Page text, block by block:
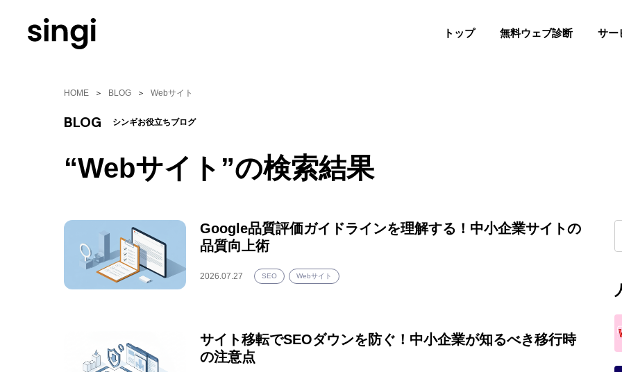
トップ 無料ウェブ診断 サー
HOME BLOG Webサイト
BLOG シンギお役立ちブログ
“Webサイト”の検索結果
Google品質評価ガイドラインを理解する！中小企業サイトの
品質向上術
2026.07.27 SEO Webサイト
サイト移転でSEOダウンを防ぐ！中小企業が知るべき移行時
の注意点